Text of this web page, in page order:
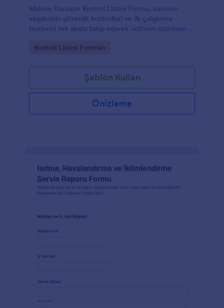
Makine Kurulum Kontrol Listesi Formu, kurulum
ekiplerinin güvenlik kontrolleri ve ilk çalıştırma
testlerini tek akışta takip ederek Jotform üzerinden
yapmasına yardımcı olur.
Go to Category:
Kontrol Listesi Formları
Şablon Kullan
Önizleme